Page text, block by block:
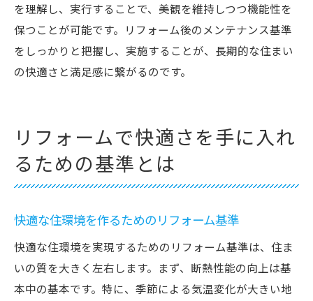
を理解し、実行することで、美観を維持しつつ機能性を
保つことが可能です。リフォーム後のメンテナンス基準
をしっかりと把握し、実施することが、長期的な住まい
の快適さと満足感に繋がるのです。
リフォームで快適さを手に入れ
るための基準とは
快適な住環境を作るためのリフォーム基準
快適な住環境を実現するためのリフォーム基準は、住ま
いの質を大きく左右します。まず、断熱性能の向上は基
本中の基本です。特に、季節による気温変化が大きい地